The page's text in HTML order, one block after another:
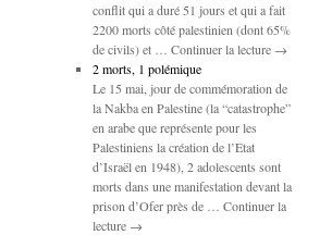
conflit qui a duré 51 jours et qui a fait
2200 morts côté palestinien (dont 65%
de civils) et … Continuer la lecture →
2 morts, 1 polémique
Le 15 mai, jour de commémoration de
la Nakba en Palestine (la “catastrophe”
en arabe que représente pour les
Palestiniens la création de l’Etat
d’Israël en 1948), 2 adolescents sont
morts dans une manifestation devant la
prison d’Ofer près de … Continuer la
lecture →